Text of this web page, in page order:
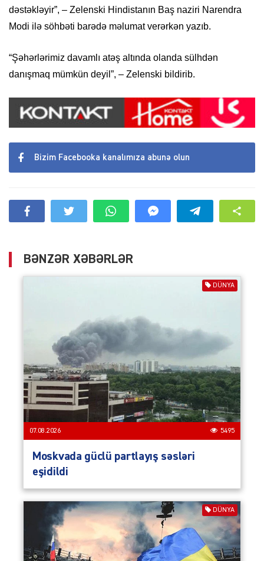
dəstəkləyir”, – Zelenski Hindistanın Baş naziri Narendra
Modi ilə söhbəti barədə məlumat verərkən yazıb.
“Şəhərlərimiz davamlı atəş altında olanda sülhdən
danışmaq mümkün deyil”, – Zelenski bildirib.
Bizim Facebooka kanalımıza abunə olun
BƏNZƏR XƏBƏRLƏR
DÜNYA
07.08.2026 5495
Moskvada güclü partlayış səsləri
eşidildi
DÜNYA